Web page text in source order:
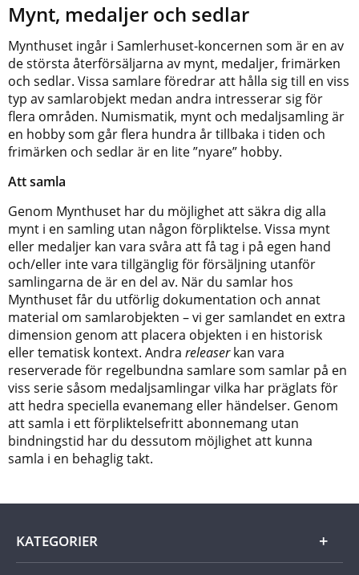
Mynt, medaljer och sedlar
Mynthuset ingår i Samlerhuset-koncernen som är en av
de största återförsäljarna av mynt, medaljer, frimärken
och sedlar. Vissa samlare föredrar att hålla sig till en viss
typ av samlarobjekt medan andra intresserar sig för
flera områden. Numismatik, mynt och medaljsamling är
en hobby som går flera hundra år tillbaka i tiden och
frimärken och sedlar är en lite ”nyare” hobby.
Att samla
Genom Mynthuset har du möjlighet att säkra dig alla
mynt i en samling utan någon förpliktelse. Vissa mynt
eller medaljer kan vara svåra att få tag i på egen hand
och/eller inte vara tillgänglig för försäljning utanför
samlingarna de är en del av. När du samlar hos
Mynthuset får du utförlig dokumentation och annat
material om samlarobjekten – vi ger samlandet en extra
dimension genom att placera objekten i en historisk
eller tematisk kontext. Andra releaserkan vara
reserverade för regelbundna samlare som samlar på en
viss serie såsom medaljsamlingar vilka har präglats för
att hedra speciella evanemang eller händelser. Genom
att samla i ett förpliktelsefritt abonnemang utan
bindningstid har du dessutom möjlighet att kunna
samla i en behaglig takt.
KATEGORIER